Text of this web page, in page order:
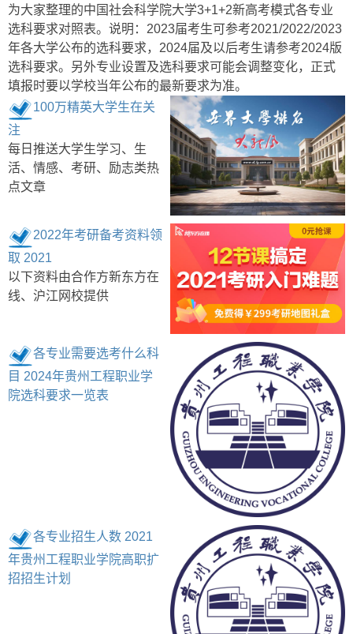
为大家整理的中国社会科学院大学3+1+2新高考模式各专业
选科要求对照表。说明：2023届考生可参考2021/2022/2023
年各大学公布的选科要求，2024届及以后考生请参考2024版
选科要求。另外专业设置及选科要求可能会调整变化，正式
填报时要以学校当年公布的最新要求为准。
100万精英大学生在关
注
每日推送大学生学习、生
活、情感、考研、励志类热
点文章
2022年考研备考资料领
取 2021
以下资料由合作方新东方在
线、沪江网校提供
各专业需要选考什么科
目 2024年贵州工程职业学
院选科要求一览表
各专业招生人数 2021
年贵州工程职业学院高职扩
招招生计划